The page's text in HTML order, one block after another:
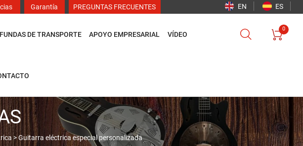
Garantía PREGUNTAS FRECUENTES EN ES
DE TRANSPORTE APOYO EMPRESARIAL VÍDEO  
0
>Guitarra eléctrica especial personalizada